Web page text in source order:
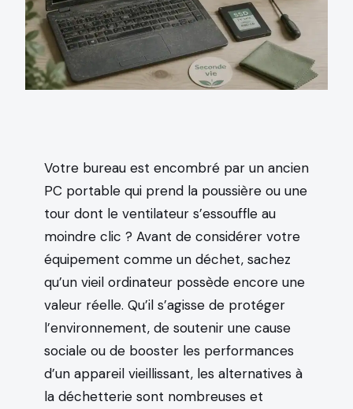
Votre bureau est encombré par un ancien
PC portable qui prend la poussière ou une
tour dont le ventilateur s’essouffle au
moindre clic ? Avant de considérer votre
équipement comme un déchet, sachez
qu’un vieil ordinateur possède encore une
valeur réelle. Qu’il s’agisse de protéger
l’environnement, de soutenir une cause
sociale ou de booster les performances
d’un appareil vieillissant, les alternatives à
la déchetterie sont nombreuses et